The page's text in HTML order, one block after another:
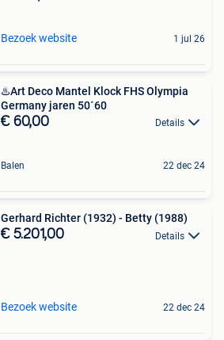
Bezoek website 1 jul 26
♨️Art Deco Mantel Klock FHS Olympia
Germany jaren 50´60
€ 60,00 Details
Balen 22 dec 24
Gerhard Richter (1932) - Betty (1988)
€ 5.201,00 Details
Bezoek website 22 dec 24